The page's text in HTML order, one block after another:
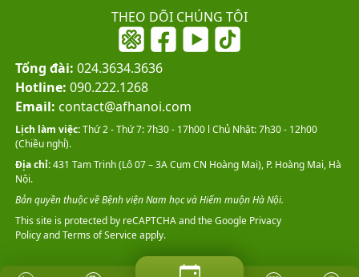
THEO DÕI CHÚNG TÔI
Tổng đài: 024.3634.3636
Hotline: 090.222.1268
Email: contact@afhanoi.com
This site is protected by reCAPTCHA and the GooglePrivacy
PolicyandTerms of Serviceapply.
Lịch làm việc:Thứ 2 - Thứ 7: 7h30 - 17h00 l Chủ Nhật: 7h30 - 12h00
(Chiều nghỉ).
Địa chỉ:431 Tam Trinh (Lô 07 – 3A Cụm CN Hoàng Mai), P. Hoàng Mai, Hà
Nội.
Bản quyền thuộc về Bệnh viện Nam học và Hiếm muộn Hà Nội.